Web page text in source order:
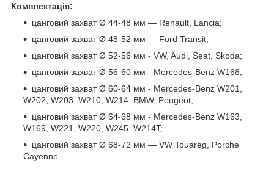
Комплектація:
цанговий захват Ø 44-48 мм — Renault, Lancia;
цанговий захват Ø 48-52 мм — Ford Transit;
цанговий захват Ø 52-56 мм - VW, Audi, Seat, Skoda;
цанговий захват Ø 56-60 мм - Mercedes-Benz W168;
цанговий захват Ø 60-64 мм - Mercedes-Benz W201,
W202, W203, W210, W214. BMW, Peugeot;
цанговий захват Ø 64-68 мм - Mercedes-Benz W163,
W169, W221, W220, W245, W214T;
цанговий захват Ø 68-72 мм — VW Touareg, Porche
Cayenne.